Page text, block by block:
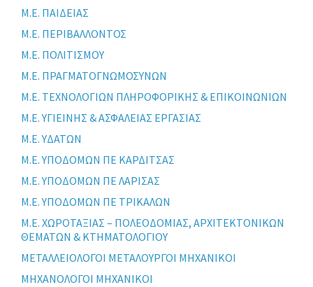
Μ.Ε. ΠΑΙΔΕΙΑΣ
Μ.Ε. ΠΕΡΙΒΑΛΛΟΝΤΟΣ
Μ.Ε. ΠΟΛΙΤΙΣΜΟΥ
Μ.Ε. ΠΡΑΓΜΑΤΟΓΝΩΜΟΣΥΝΩΝ
Μ.Ε. ΤΕΧΝΟΛΟΓΙΩΝ ΠΛΗΡΟΦΟΡΙΚΗΣ & ΕΠΙΚΟΙΝΩΝΙΩΝ
Μ.Ε. ΥΓΙΕΙΝΗΣ & ΑΣΦΑΛΕΙΑΣ ΕΡΓΑΣΙΑΣ
Μ.Ε. ΥΔΑΤΩΝ
Μ.Ε. ΥΠΟΔΟΜΩΝ ΠΕ ΚΑΡΔΙΤΣΑΣ
Μ.Ε. ΥΠΟΔΟΜΩΝ ΠΕ ΛΑΡΙΣΑΣ
Μ.Ε. ΥΠΟΔΟΜΩΝ ΠΕ ΤΡΙΚΑΛΩΝ
Μ.Ε. ΧΩΡΟΤΑΞΙΑΣ – ΠΟΛΕΟΔΟΜΙΑΣ, ΑΡΧΙΤΕΚΤΟΝΙΚΩΝ
ΘΕΜΑΤΩΝ & ΚΤΗΜΑΤΟΛΟΓΙΟΥ
ΜΕΤΑΛΛΕΙΟΛΟΓΟΙ ΜΕΤΑΛΟΥΡΓΟΙ ΜΗΧΑΝΙΚΟΙ
ΜΗΧΑΝΟΛΟΓΟΙ ΜΗΧΑΝΙΚΟΙ